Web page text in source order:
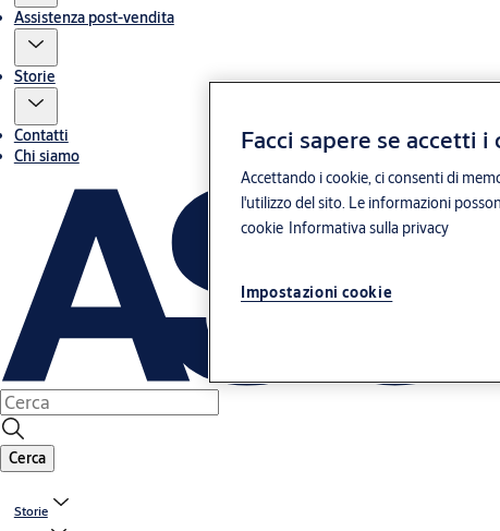
Assistenza post-vendita
Storie
Contatti
Chi siamo
Cerca
Storie
Facci sapere se accetti i
Accettando i cookie, ci consenti di
l'utilizzo del sito. Le informazioni
cookie Informativa sulla privacy
Impostazioni cookie